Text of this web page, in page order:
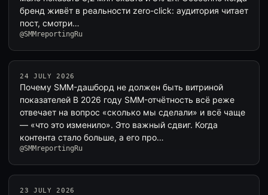
бренд живёт в реальности zero-click: аудитория читает
пост, смотри…
@SMMreportingRu
24 JULY 2026
Почему SMM-дашборд не должен быть витриной
показателей В 2026 году SMM-отчётность всё реже
отвечает на вопрос «сколько мы сделали» и всё чаще
— «что это изменило». Это важный сдвиг. Когда
контента стало больше, а его про…
@SMMreportingRu
23 JULY 2026